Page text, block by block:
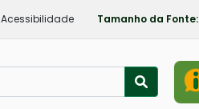
Acessibilidade Tamanho da Fonte: